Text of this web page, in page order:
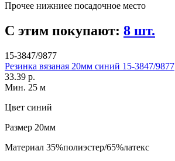
Прочее нижниее посадочное место
С этим покупают: 8 шт.
15-3847/9877
Резинка вязаная 20мм синий 15-3847/9877
33.39 р.
Мин. 25 м
Цвет синий
Размер 20мм
Материал 35%полиэстер/65%латекс